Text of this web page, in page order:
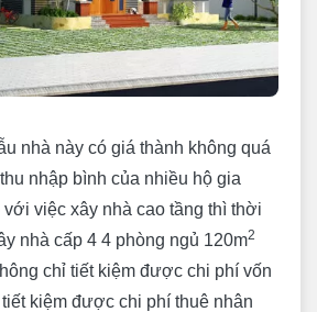
nhà này có giá thành không quá
nhập bình của nhiều hộ gia
việc xây nhà cao tầng thì thời
nhà cấp 4 4 phòng ngủ 120m2
chỉ tiết kiệm được chi phí vốn
kiệm được chi phí thuê nhân